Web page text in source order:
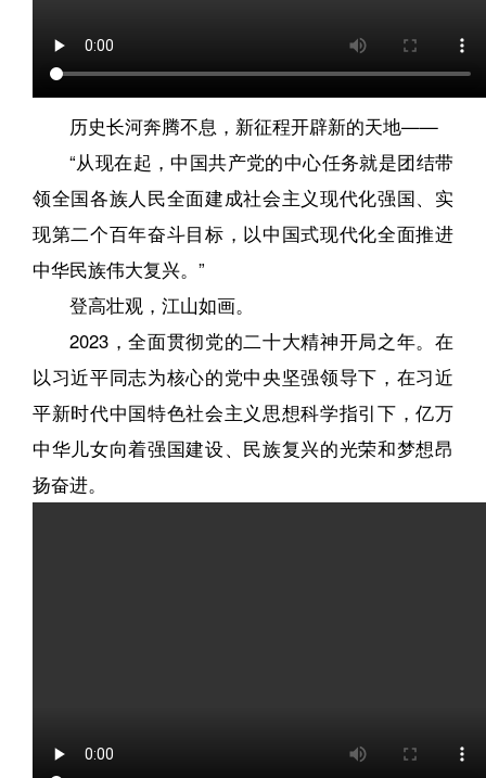
历史长河奔腾不息，新征程开辟新的天地——
“从现在起，中国共产党的中心任务就是团结带
领全国各族人民全面建成社会主义现代化强国、实
现第二个百年奋斗目标，以中国式现代化全面推进
中华民族伟大复兴。”
登高壮观，江山如画。
2023，全面贯彻党的二十大精神开局之年。在
以习近平同志为核心的党中央坚强领导下，在习近
平新时代中国特色社会主义思想科学指引下，亿万
中华儿女向着强国建设、民族复兴的光荣和梦想昂
扬奋进。